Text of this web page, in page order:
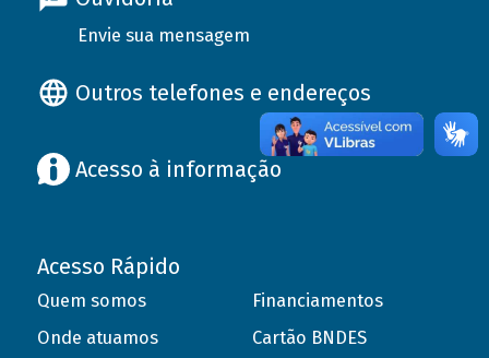
Envie sua mensagem
Outros telefones e endereços
Acesso à informação
Acesso Rápido
Quem somos
Onde atuamos
Financiamentos
Cartão BNDES